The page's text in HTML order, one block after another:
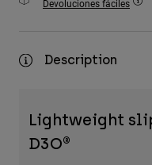
Accesorios
Bolsas y Mochilas
Ver todo
Devoluciones fáciles
Description
Lightweight
D3O®